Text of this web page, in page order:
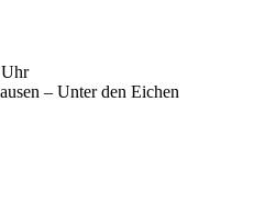
– Unter den Eichen